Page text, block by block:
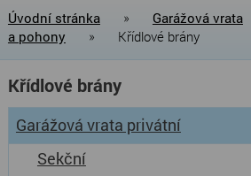
Úvodní stránka » Garážová vrata
a pohony
» Křídlové brány
Křídlové brány
Garážová vrata privátní
Sekční